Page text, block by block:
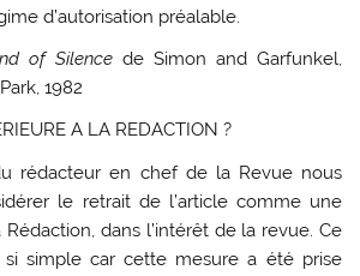
d’autorisation préalable.
of Silencede Simon and Garfunkel,
1982
A LA REDACTION ?
rédacteur en chef de la Revue nous
le retrait de l’article comme une
dans l’intérêt de la revue. Ce
si simple car cette mesure a été prise